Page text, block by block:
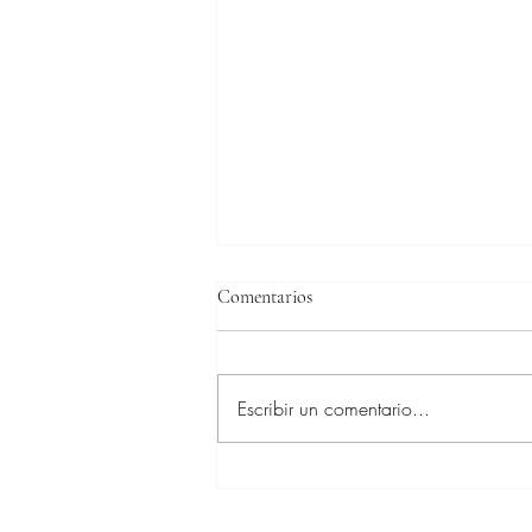
Comentarios
Escribir un comentario...